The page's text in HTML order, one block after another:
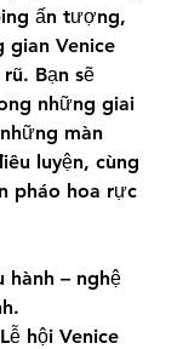
ấn tượng,
gian Venice
Bạn sẽ
những giai
màn
luyện, cùng
pháo hoa rực
hành – nghệ
Lễ hội Venice